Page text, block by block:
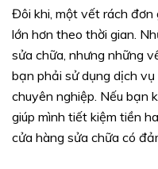
Đôi khi, một vết rách
lớn hơn theo thời gian.
sửa chữa, nhưng những
bạn phải sử dụng dịch
chuyên nghiệp. Nếu bạn
giúp mình tiết kiệm tiền
cửa hàng sửa chữa có